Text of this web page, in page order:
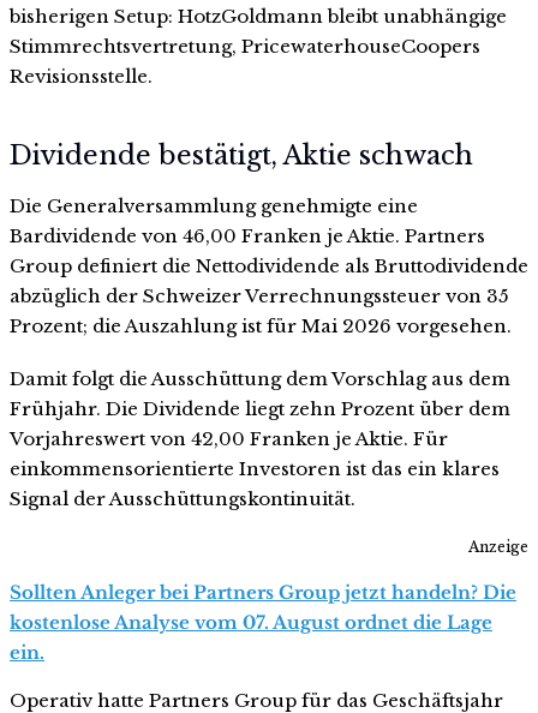
bisherigen Setup: HotzGoldmann bleibt unabhängige
Stimmrechtsvertretung, PricewaterhouseCoopers
Revisionsstelle.
Dividende bestätigt, Aktie schwach
Die Generalversammlung genehmigte eine
Bardividende von 46,00 Franken je Aktie. Partners
Group definiert die Nettodividende als Bruttodividende
abzüglich der Schweizer Verrechnungssteuer von 35
Prozent; die Auszahlung ist für Mai 2026 vorgesehen.
Damit folgt die Ausschüttung dem Vorschlag aus dem
Frühjahr. Die Dividende liegt zehn Prozent über dem
Vorjahreswert von 42,00 Franken je Aktie. Für
einkommensorientierte Investoren ist das ein klares
Signal der Ausschüttungskontinuität.
Anzeige
Sollten Anleger bei Partners Group jetzt handeln? Die
kostenlose Analyse vom 07. August ordnet die Lage
ein.
Operativ hatte Partners Group für das Geschäftsjahr